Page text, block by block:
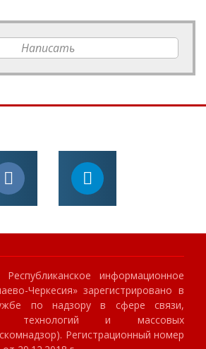
Написать
информационное
Черкесия» зарегистрировано в
по надзору в сфере связи,
технологий и массовых
Регистрационный номер